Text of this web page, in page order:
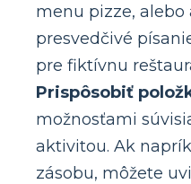
menu pizze, alebo
presvedčivé
pre fiktívnu
Prispôsobiť
možnosťami
aktivitou. Ak
zásobu, môžete